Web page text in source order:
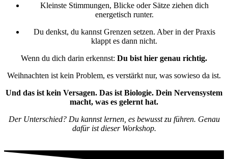
Kleinste Stimmungen, Blicke oder Sätze ziehen dich
energetisch runter.
Du denkst, du kannst Grenzen setzen. Aber in der Praxis
klappt es dann nicht.
Wenn du dich darin erkennst: Du bist hier genau richtig.
Weihnachten ist kein Problem, es verstärkt nur, was sowieso da ist.
Und das ist kein Versagen. Das ist Biologie. Dein Nervensystem
macht, was es gelernt hat.
Der Unterschied? Du kannst lernen, es bewusst zu führen. Genau
dafür ist dieser Workshop.